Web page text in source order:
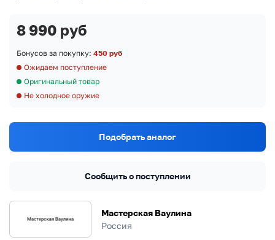
Мастерская Ваулина
Россия
8 990 руб
Бонусов за покупку: 450 руб
Ожидаем поступление
Оригинальный товар
Не холодное оружие
Подобрать аналог
Сообщить о поступлении